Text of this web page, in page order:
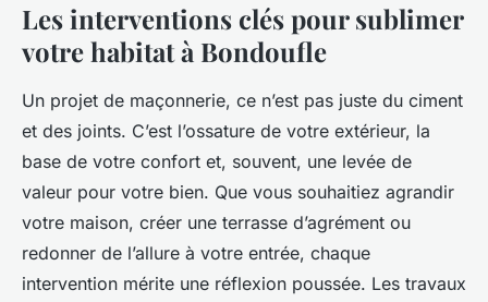
Les interventions clés pour sublimer
votre habitat à Bondoufle
Un projet de maçonnerie, ce n’est pas juste du ciment
et des joints. C’est l’ossature de votre extérieur, la
base de votre confort et, souvent, une levée de
valeur pour votre bien. Que vous souhaitiez agrandir
votre maison, créer une terrasse d’agrément ou
redonner de l’allure à votre entrée, chaque
intervention mérite une réflexion poussée. Les travaux